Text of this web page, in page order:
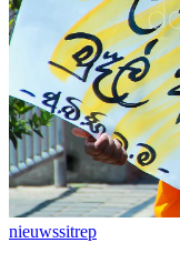
nieuwssitrep